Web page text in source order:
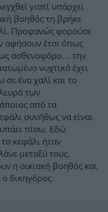
γιατί υπάρχει
βοηθός τη βρήκε
Προφανώς φορούσε
αφήσουν έτσι όπως
ασθενοφόρο… την
νυχτικό έχει
σε ένα χαλί και το
των
από τα
συνήθως να είναι
πίσω. Εδώ
κεφάλι ήταν
μεταξύ τους.
η οικιακή βοηθός και
ο δικηγόρος.